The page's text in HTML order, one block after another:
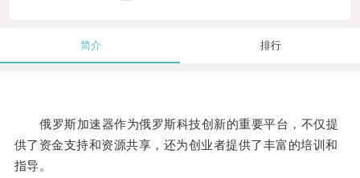
简介 排行
俄罗斯加速器作为俄罗斯科技创新的重要平台，不仅提
供了资金支持和资源共享，还为创业者提供了丰富的培训和
指导。